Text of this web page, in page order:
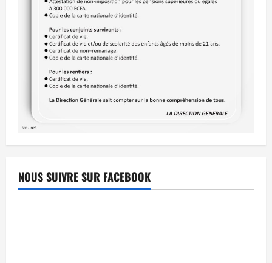
NOUS SUIVRE SUR FACEBOOK